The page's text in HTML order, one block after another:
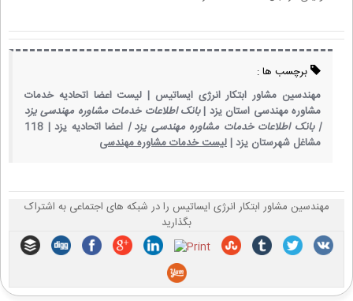
برچسب ها :
مهندسین مشاور ابتکار انرژی ایساتیس | لیست اعضا اتحادیه خدمات
مشاوره مهندسی استان یزد | بانک اطلاعات خدمات مشاوره مهندسی یزد
| بانک اطلاعات خدمات مشاوره مهندسی یزد | اعضا اتحادیه یزد | 118
مشاغل شهرستان یزد |لیست خدمات مشاوره مهندسی
مهندسین مشاور ابتکار انرژی ایساتیس را در شبکه های اجتماعی به اشتراک
بگذارید